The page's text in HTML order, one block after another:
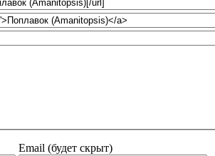
Email (будет скрыт)